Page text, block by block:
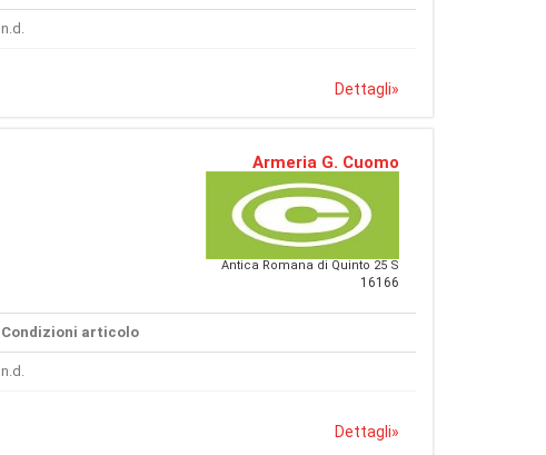
n.d.
Dettagli»
Armeria G. Cuomo
Antica Romana di Quinto 25 S
16166
Condizioni articolo
n.d.
Dettagli»